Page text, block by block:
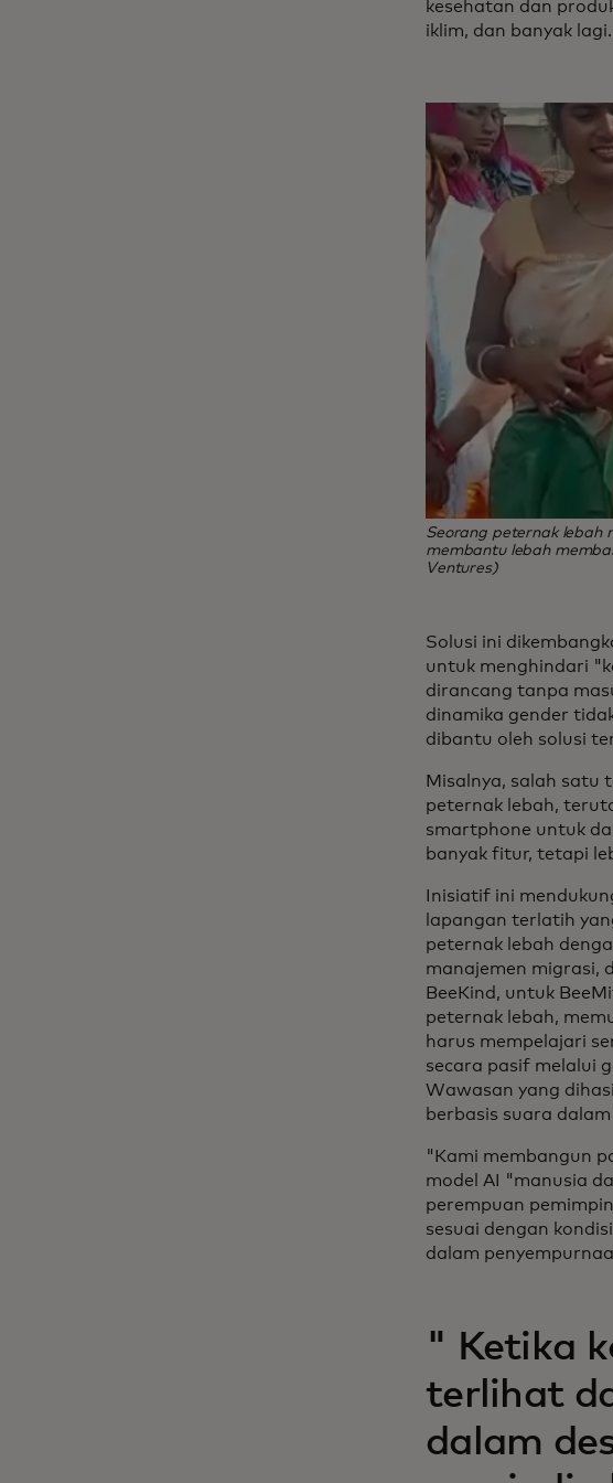
kesehatan dan
iklim, dan banyak lagi.
Seorang peternak lebah
membantu lebah
Ventures)
Solusi ini
untuk menghindari
dirancang tanpa
dinamika gender
dibantu oleh solusi
Misalnya, salah
peternak lebah,
smartphone untuk
banyak fitur, tetapi
Inisiatif ini
lapangan terlatih
peternak lebah
manajemen migrasi,
BeeKind, untuk
peternak lebah,
harus mempelajari
secara pasif melalui
Wawasan yang
berbasis suara
"Kami membangun
model AI "manusia
perempuan
sesuai dengan
dalam
" Ketika
terlihat
dalam